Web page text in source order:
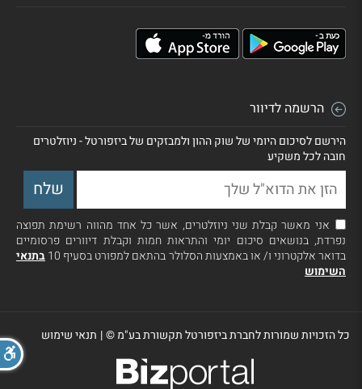
הרשמה לדיוור
הירשם לסיכום היומי של שוק ההון ולמבזקים של ביזפורטל - ניוזלטרים
חובה לכל משקיע
אני מאשר קבלת שני ניוזלטרים, אשר כל אחד מהווה רשימת תפוצה
נפרדת, בנושאים סיכום יומי והתראות חמות וקבלת דיוורים פרסומיים
בדואר אלקטרוני ו/ או באמצעות הסלולר בהתאם למפורט בסעיף 10
בתנאי
השימוש
כל הזכויות שמורות לחברת ביזפורטל תקשורת בע"מ ©| תנאי שימוש